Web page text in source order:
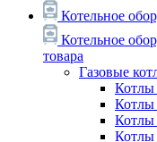
Котельное
Котельное
товара
Газовые
Котлы
Котлы